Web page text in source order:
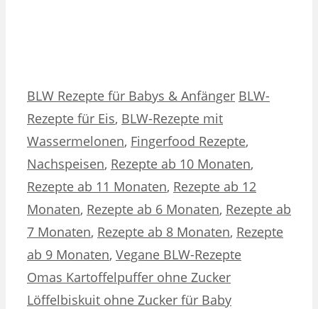
Kategorien
BLW Rezepte für Babys & Anfänger Schlagwörter
BLW-
Rezepte für Eis, BLW-Rezepte mit
Wassermelonen, Fingerfood Rezepte,
Nachspeisen, Rezepte ab 10 Monaten,
Rezepte ab 11 Monaten, Rezepte ab 12
Monaten, Rezepte ab 6 Monaten, Rezepte ab
7 Monaten, Rezepte ab 8 Monaten, Rezepte
ab 9 Monaten, Vegane BLW-Rezepte
Omas Kartoffelpuffer ohne Zucker
Löffelbiskuit ohne Zucker für Baby